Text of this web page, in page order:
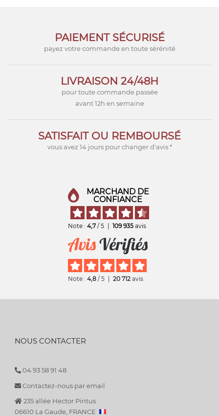
PAIEMENT SÉCURISÉ
payez votre commande en toute sérénité
LIVRAISON 24/48H
pour toute commande passée
avant 12h en semaine
SATISFAIT OU REMBOURSÉ
vous avez 14 jours pour changer d'avis *
MARCHAND DE
CONFIANCE
Note : 4,7 / 5 109 935 avis
Note : 4,8 / 5 20 712 avis
NOUS CONTACTER
04 93 58 91 48
Contactez-nous par email
235 allée Hector Pintus
06610 La Gaude, FRANCE